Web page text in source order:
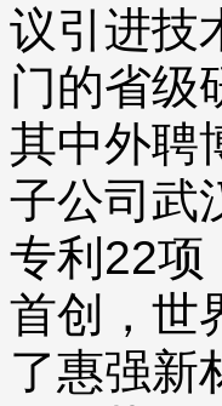
议引进技
门的省级
其中外聘
子公司武
专利22项
首创，世
了惠强新